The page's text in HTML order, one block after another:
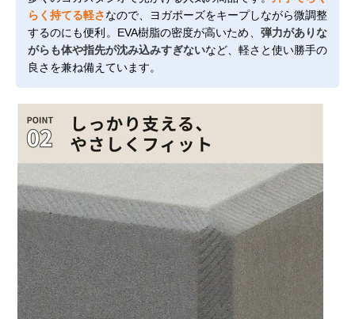
らく持てる軽さなので、ヨガポーズをキープしながら微調整
するのにも便利。EVA樹脂の密度が高いため、 弾力がありな
がらも体や指先が沈み込みすぎないなど、軽さと使い勝手の
良さを兼ね備えています。